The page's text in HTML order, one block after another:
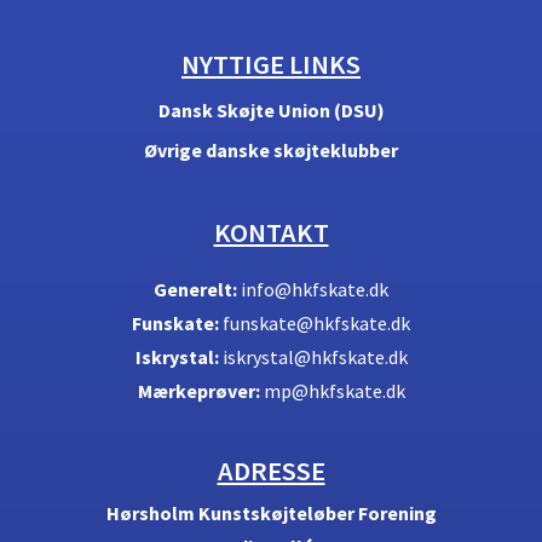
Mo- Master Old
My - Master Young
FCyA- Funskate Competition
Young
Fo - Funskate Old
Co2 - Competition Old
Co3 - Competition Old
CoA - Competition Old
Advanced
Cy2 - Competition Young
CyA - Competition Young
NYTTIGE LINKS
Dansk Skøjte Union (DSU)
Øvrige danske skøjteklubber
KONTAKT
Generelt: info@hkfskate.dk
Funskate: funskate@hkfskate.dk
Iskrystal: iskrystal@hkfskate.dk
Mærkeprøver: mp@hkfskate.dk
ADRESSE
Hørsholm Kunstskøjteløber Forening